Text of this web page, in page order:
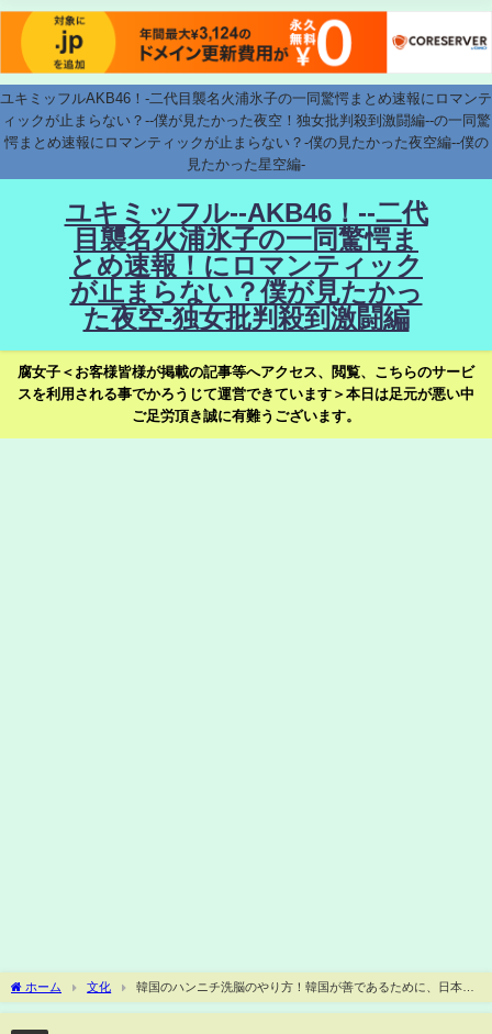
ユキミッフルAKB46！-二代目襲名火浦氷子の一同驚愕まとめ速報にロマンテ
ィックが止まらない？--僕が見たかった夜空！独女批判殺到激闘編--の一同驚
愕まとめ速報にロマンティックが止まらない？-僕の見たかった夜空編--僕の
見たかった星空編-
ユキミッフル--AKB46！--二代
目襲名火浦氷子の一同驚愕ま
とめ速報！にロマンティック
が止まらない？僕が見たかっ
た夜空-独女批判殺到激闘編
腐女子＜お客様皆様が掲載の記事等へアクセス、閲覧、こちらのサービ
スを利用される事でかろうじて運営できています＞本日は足元が悪い中
ご足労頂き誠に有難うございます。
ホーム 文化
韓国のハンニチ洗脳のやり方！韓国が善であるために、日本を
悪にする/한국의 세뇌의 방법! 한국이 항상 정의의 편에 서기 위해서 일본은 악(悪)이어